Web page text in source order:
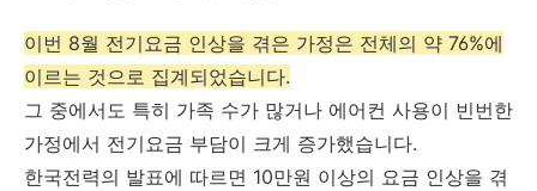
이번 8월 전기요금 인상을 겪은 가정은 전체의 약 76%에
이르는 것으로 집계되었습니다.
그 중에서도 특히 가족 수가 많거나 에어컨 사용이 빈번한
가정에서 전기요금 부담이 크게 증가했습니다.
한국전력의 발표에 따르면 10만원 이상의 요금 인상을 겪